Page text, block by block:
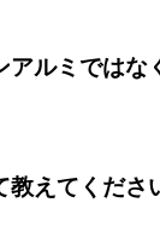
ルミではな
えてくださ